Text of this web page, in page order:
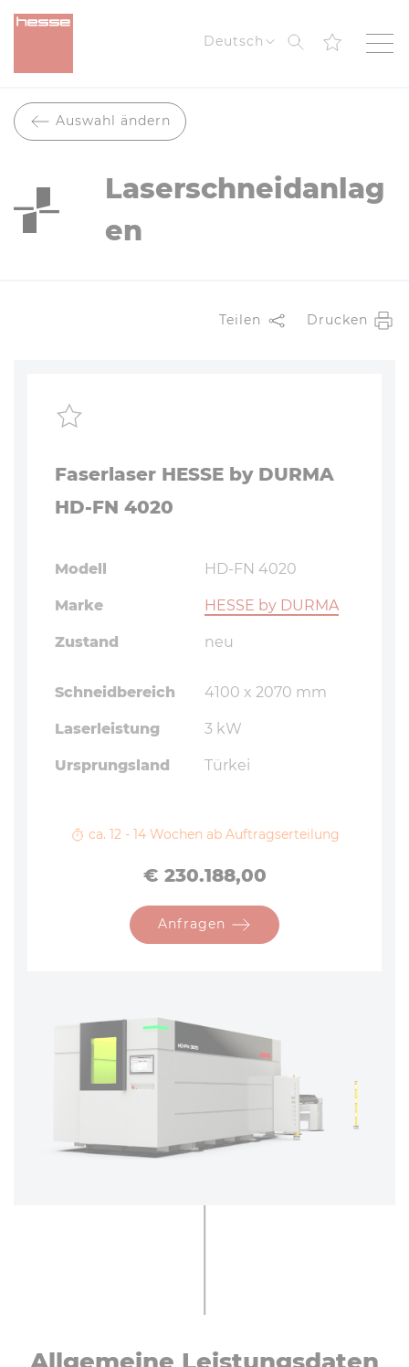
Deutsch Suche
Auswahl ändern
Laserschneidanlag
en
Teilen Drucken
Faserlaser HESSE by DURMA
HD-FN 4020
Modell HD-FN 4020
Marke HESSE by DURMA
Zustand neu
Schneidbereich 4100 x 2070 mm
Laserleistung 3 kW
Ursprungsland Türkei
ca. 12 - 14 Wochen ab Auftragserteilung
Preis
€ 230.188,00
Anfragen
All­ge­mei­ne Leis­tungs­da­ten